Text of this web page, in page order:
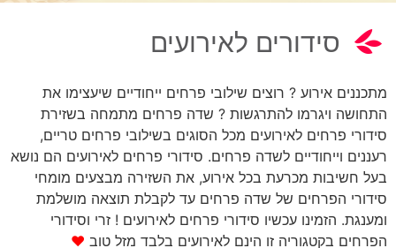
סידורים לאירועים
מתכננים אירוע ? רוצים שילובי פרחים ייחודיים שיעצימו את
התחושה ויגרמו להתרגשות ? שדה פרחים מתמחה בשזירת
סידורי פרחים לאירועים מכל הסוגים בשילובי פרחים טריים,
רעננים וייחודיים לשדה פרחים. סידורי פרחים לאירועים הם נושא
בעל חשיבות מכרעת בכל אירוע, את השזירה מבצעים מומחי
סידורי הפרחים של שדה פרחים עד לקבלת תוצאה מושלמת
ומענגת. הזמינו עכשיו סידורי פרחים לאירועים ! זרי וסידורי
הפרחים בקטגוריה זו הינם לאירועים בלבד מזל טוב ♥